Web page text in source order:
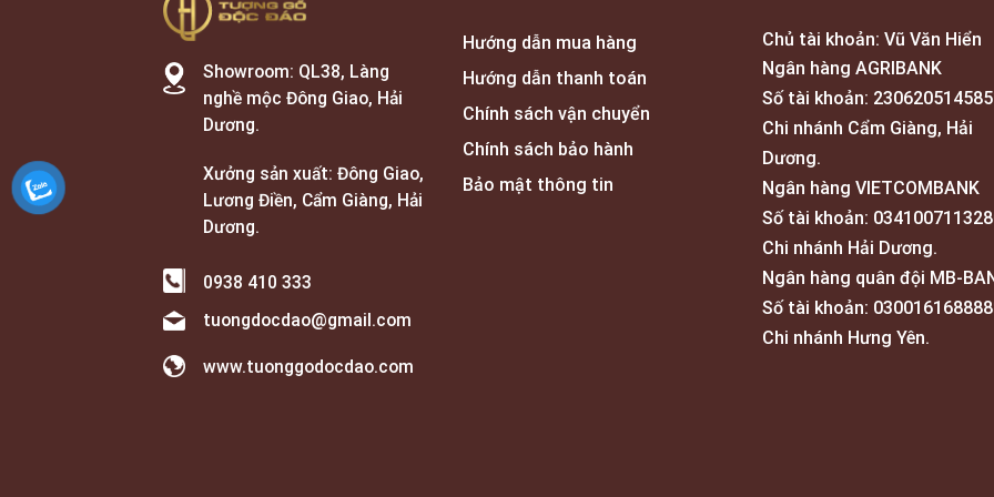
Showroom: QL38, Làng
nghề mộc Đông Giao, Hải
Dương.
Xưởng sản xuất: Đông Giao,
Lương Điền, Cẩm Giàng, Hải
Dương.
0938 410 333
tuongdocdao@gmail.com
www.tuonggodocdao.com
Hướng dẫn mua hàng
Hướng dẫn thanh toán
Chính sách vận chuyển
Chính sách bảo hành
Bảo mật thông tin
Chủ tài khoản: Vũ Văn Hiển
Ngân hàng AGRIBANK
Số tài khoản:
Chi nhánh Cẩm Giàng, Hải
Dương.
Ngân hàng VIETCOMBANK
Số tài khoản:
Chi nhánh Hải Dương.
Ngân hàng quân đội MB-
Số tài khoản:
Chi nhánh Hưng Yên.